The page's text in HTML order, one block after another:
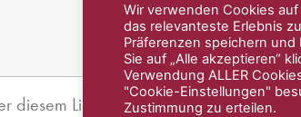
Link:
Wir verwenden Cookies
das relevanteste Erlebnis
Präferenzen speichern
Sie auf „Alle akzeptieren“
Verwendung ALLER
"Cookie-Einstellungen"
Zustimmung zu erteilen.